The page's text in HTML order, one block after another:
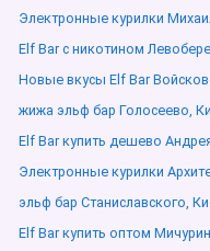
Электронные курилки
Elf Bar с никотином
Новые вкусы Elf Bar
жижа эльф бар Голосеево,
Elf Bar купить дешево
Электронные курилки
эльф бар Станиславского,
Elf Bar купить оптом